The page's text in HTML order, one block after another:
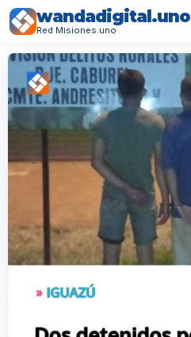
wandadigital.uno
Red Misiones.uno